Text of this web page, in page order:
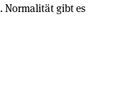
Normalität gibt es